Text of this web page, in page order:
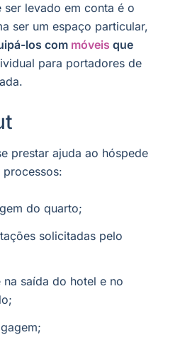
levado em conta é o
ser um espaço particular,
los com móveis que
para portadores de
prestar ajuda ao hóspede
processos:
do quarto;
solicitadas pelo
saída do hotel e no